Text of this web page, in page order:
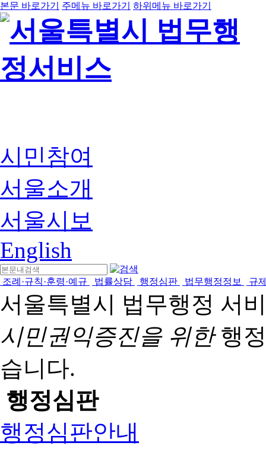
본문 바로가기 주메뉴 바로가기 하위메뉴 바로가기
시민참여
서울소개
서울시보
English
조례·규칙·훈령·예규 법률상담 행정심판 법무행정정보 규
서울특별시 법무행정 서
시민권익증진을 위한행
습니다.
행정심판
행정심판안내